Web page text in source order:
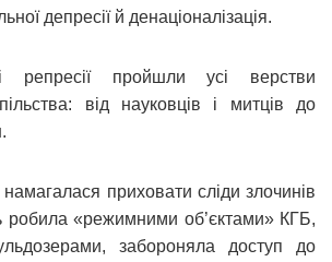
депресії й денаціоналізація.
пройшли усі верстви
від науковців і митців до
приховати сліди злочинів
робила «режимними об’єктами» КГБ,
забороняла доступ до